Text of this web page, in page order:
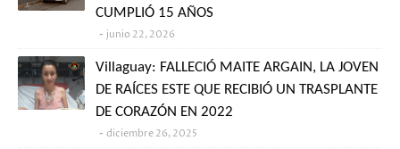
CUMPLIÓ 15 AÑOS
junio 22, 2026
Villaguay: FALLECIÓ MAITE ARGAIN, LA JOVEN
DE RAÍCES ESTE QUE RECIBIÓ UN TRASPLANTE
DE CORAZÓN EN 2022
diciembre 26, 2025